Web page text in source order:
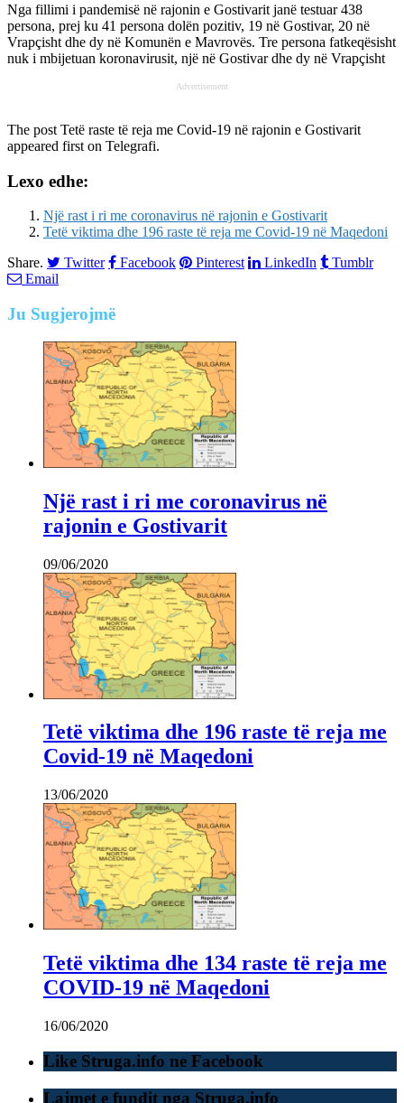
Nga fillimi i pandemisë në rajonin e Gostivarit janë testuar 438
persona, prej ku 41 persona dolën pozitiv, 19 në Gostivar, 20 në
Vrapçisht dhe dy në Komunën e Mavrovës. Tre persona fatkeqësisht
nuk i mbijetuan koronavirusit, një në Gostivar dhe dy në Vrapçisht
Advertisement
The post Tetë raste të reja me Covid-19 në rajonin e Gostivarit
appeared first on Telegrafi.
Lexo edhe:
Një rast i ri me coronavirus në rajonin e Gostivarit
Tetë viktima dhe 196 raste të reja me Covid-19 në Maqedoni
Share.
Twitter Facebook Pinterest LinkedIn
Tumblr
Email
Ju Sugjerojmë
Një rast i ri me coronavirus në
rajonin e Gostivarit
09/06/2020
Tetë viktima dhe 196 raste të reja me
Covid-19 në Maqedoni
13/06/2020
Tetë viktima dhe 134 raste të reja me
COVID-19 në Maqedoni
16/06/2020
Like Struga.info ne Facebook
Lajmet e fundit nga Struga.info